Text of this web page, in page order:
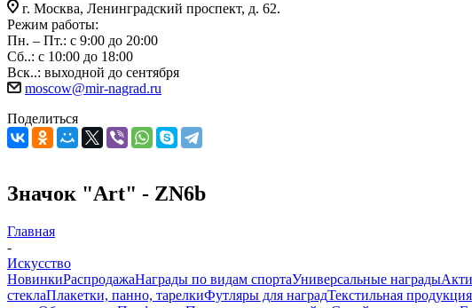
г. Москва, Ленинградский проспект, д. 62.
Режим работы:
Пн. – Пт.: с 9:00 до 20:00
Сб..: с 10:00 до 18:00
Вск..: выходной до сентября
moscow@mir-nagrad.ru
Поделиться
Значок "Art" - ZN6b
Главная
-
Искусство
НовинкиРаспродажаНаграды по видам спортаУниверсальные награды
стеклаПлакетки, панно, тарелкиФутляры для наградТекстильная продукция